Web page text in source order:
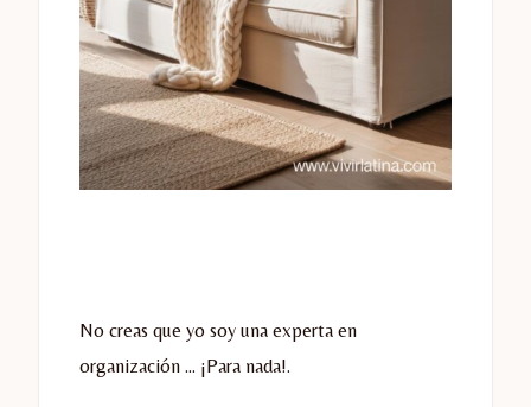
No creas que yo soy una experta en
organización … ¡Para nada!.